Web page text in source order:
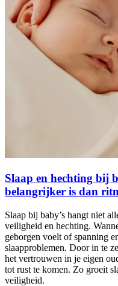
Slaap en hechting bij
belangrijker is dan
Slaap bij baby’s hangt niet
veiligheid en hechting.
geborgen voelt of spanning
slaapproblemen. Door in te
het vertrouwen in je eigen
tot rust te komen. Zo groeit
veiligheid.